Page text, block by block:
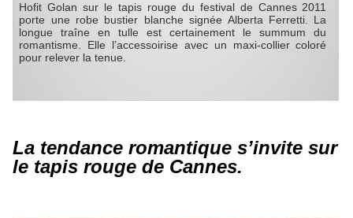
Hofit Golan sur le tapis rouge du festival de Cannes 2011
porte une robe bustier blanche signée Alberta Ferretti. La
longue traîne en tulle est certainement le summum du
romantisme. Elle l’accessoirise avec un maxi-collier coloré
pour relever la tenue.
La tendance romantique s’invite sur
le tapis rouge de Cannes.